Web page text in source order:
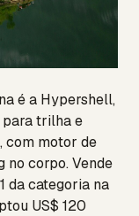
é a Hypershell,
para trilha e
com motor de
no corpo. Vende
da categoria na
US$ 120